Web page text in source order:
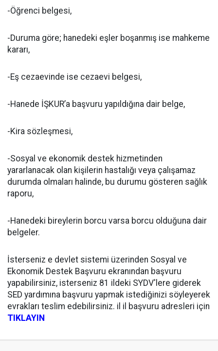
-Öğrenci belgesi,
-Duruma göre; hanedeki eşler boşanmış ise mahkeme
kararı,
-Eş cezaevinde ise cezaevi belgesi,
-Hanede İŞKUR’a başvuru yapıldığına dair belge,
-Kira sözleşmesi,
-Sosyal ve ekonomik destek hizmetinden
yararlanacak olan kişilerin hastalığı veya çalışamaz
durumda olmaları halinde, bu durumu gösteren sağlık
raporu,
-Hanedeki bireylerin borcu varsa borcu olduğuna dair
belgeler.
İsterseniz e devlet sistemi üzerinden Sosyal ve
Ekonomik Destek Başvuru ekranından başvuru
yapabilirsiniz, isterseniz 81 ildeki SYDV'lere giderek
SED yardımına başvuru yapmak istediğinizi söyleyerek
evrakları teslim edebilirsiniz. il il başvuru adresleri için
TIKLAYIN